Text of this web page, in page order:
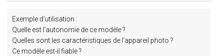
Exemple d'utilisation :
Quelle est l'autonomie de ce modèle ?
Quelles sont les caractéristiques de l'appareil photo ?
Ce modèle est-il fiable ?